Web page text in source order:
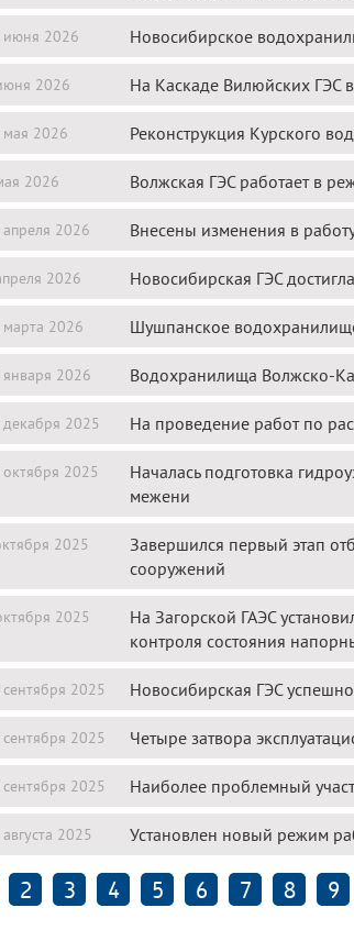
июня 2026 Новосибирское
2026 На Каскаде Вилюйских ГЭС
мая 2026 Реконструкция Курского
2026 Волжская ГЭС работает в
2026 Внесены изменения в
2026 Новосибирская ГЭС
2026 Шушпанское
2026 Водохранилища Волжско-
2025 На проведение работ по
2025
Началась подготовка
межени
2025
Завершился первый этап
сооружений
2025
На Загорской ГАЭС
контроля состояния
2025 Новосибирская ГЭС
2025 Четыре затвора
2025 Наиболее проблемный
2025 Установлен новый режим
2 3 4 5 6 7 8 9